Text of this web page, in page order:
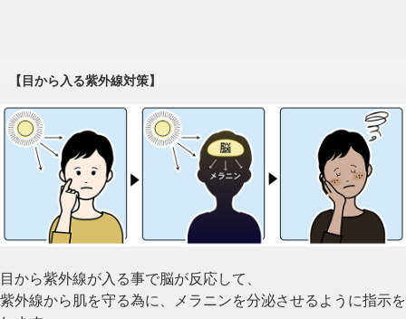
【目から入る紫外線対策】
目から紫外線が入る事で脳が反応して、
紫外線から肌を守る為に、メラニンを分泌させるように指示を